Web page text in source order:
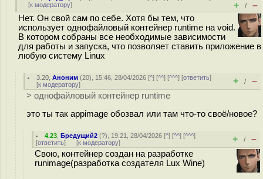
[к модератору] + / –
Нет. Он свой сам по себе. Хотя бы тем, что
использует однофайловый контейнер runtime на void.
В котором собраны все необходимые зависимости
для работы и запуска, что позволяет ставить приложение в
любую систему Linux
3.20 ,Аноним (20), 15:46, 28/04/2026 [^] [^^] [^^^] [ответить]
[к модератору] + / –
> однофайловый контейнер runtime
это ты так appimage обозвал или там что-то своё/новое?
4.23 ,Бредущий2 (?), 19:21, 28/04/2026 [^] [^^] [^^^]
[ответить] [к модератору] + / –
Свою, контейнер создан на разработке
runimage(разработка создателя Lux Wine)